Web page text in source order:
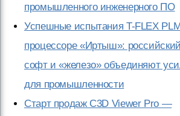
промышленного инженерного ПО
Успешные испытания T-FLEX
процессоре «Иртыш»: российский
софт и «железо» объединяют
для промышленности
Старт продаж C3D Viewer Pro —